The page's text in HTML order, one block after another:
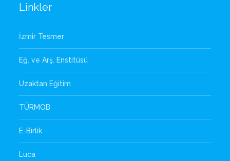
Linkler
İzmir Tesmer
Eğ. ve Arş. Enstitüsü
Uzaktan Eğitim
TÜRMOB
E-Birlik
Luca